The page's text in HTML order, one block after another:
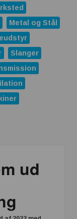
Metal og Stål
Slanger
ud